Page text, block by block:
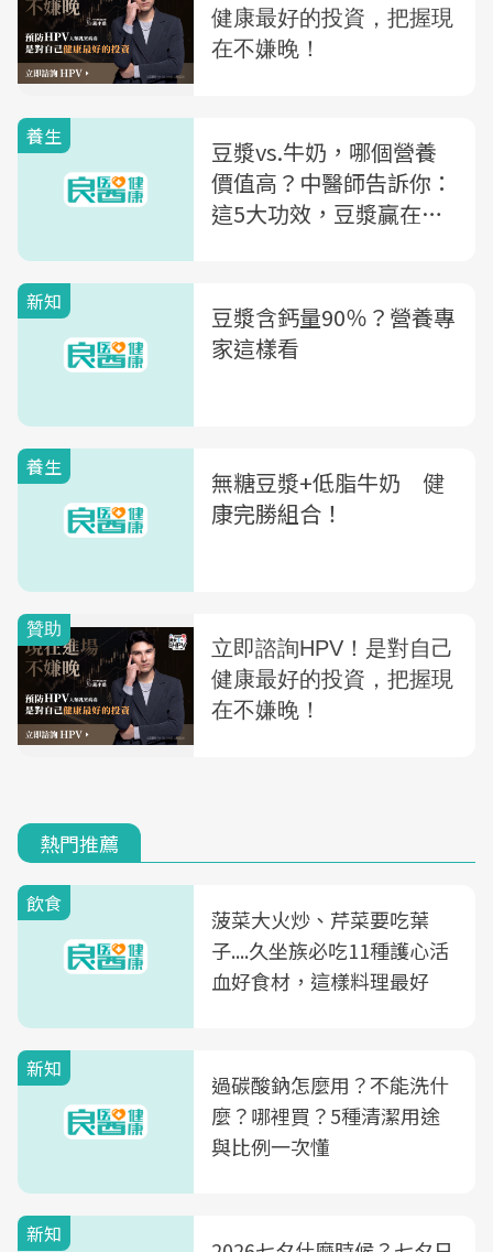
養生
豆漿vs.牛奶，哪個營養
價值高？中醫師告訴你：
這5大功效，豆漿贏在哪
新知
豆漿含鈣量90％？營養專
家這樣看
養生
無糖豆漿+低脂牛奶 健
康完勝組合！
熱門推薦
飲食
菠菜大火炒、芹菜要吃葉
子....久坐族必吃11種護心活
血好食材，這樣料理最好
新知
過碳酸鈉怎麼用？不能洗什
麼？哪裡買？5種清潔用途
與比例一次懂
新知